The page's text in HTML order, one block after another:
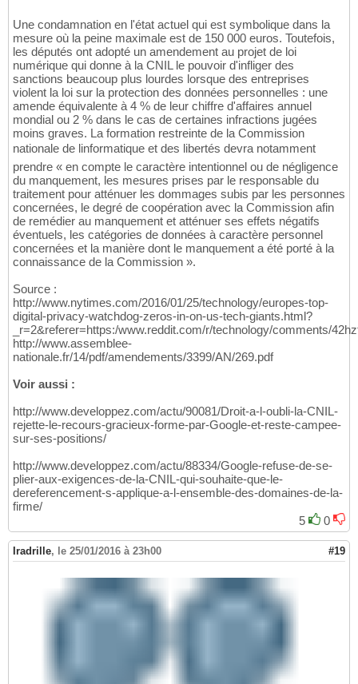
Une condamnation en l'état actuel qui est symbolique dans la
mesure où la peine maximale est de 150 000 euros. Toutefois,
les députés ont adopté un amendement au projet de loi
numérique qui donne à la CNIL le pouvoir d'infliger des
sanctions beaucoup plus lourdes lorsque des entreprises
violent la loi sur la protection des données personnelles : une
amende équivalente à 4 % de leur chiffre d'affaires annuel
mondial ou 2 % dans le cas de certaines infractions jugées
moins graves. La formation restreinte de la Commission
nationale de linformatique et des libertés devra notamment
prendre « en compte le caractère intentionnel ou de négligence
du manquement, les mesures prises par le responsable du
traitement pour atténuer les dommages subis par les personnes
concernées, le degré de coopération avec la Commission afin
de remédier au manquement et atténuer ses effets négatifs
éventuels, les catégories de données à caractère personnel
concernées et la manière dont le manquement a été porté à la
connaissance de la Commission ».
Source :
http://www.nytimes.com/2016/01/25/technology/europes-top-
digital-privacy-watchdog-zeros-in-on-us-tech-giants.html?
_r=2&referer=https:/www.reddit.com/r/technology/comments/
http://www.assemblee-
nationale.fr/14/pdf/amendements/3399/AN/269.pdf
Voir aussi :
http://www.developpez.com/actu/90081/Droit-a-l-oubli-la-CNIL-
rejette-le-recours-gracieux-forme-par-Google-et-reste-campee-
sur-ses-positions/
http://www.developpez.com/actu/88334/Google-refuse-de-se-
plier-aux-exigences-de-la-CNIL-qui-souhaite-que-le-
dereferencement-s-applique-a-l-ensemble-des-domaines-de-la-
firme/
5
0
Iradrille, le 25/01/2016 à 23h00 #19